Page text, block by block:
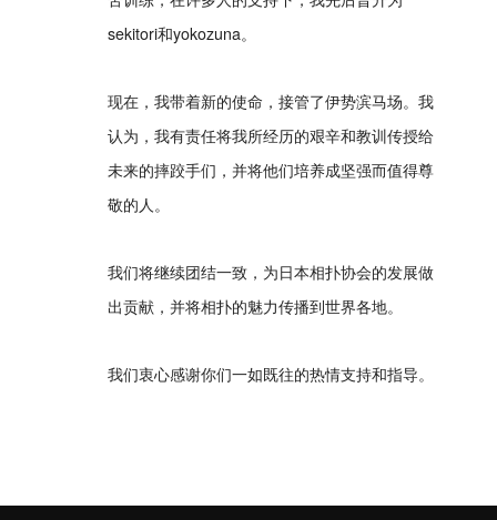
sekitori和yokozuna。
现在，我带着新的使命，接管了伊势滨马场。我
认为，我有责任将我所经历的艰辛和教训传授给
未来的摔跤手们，并将他们培养成坚强而值得尊
敬的人。
我们将继续团结一致，为日本相扑协会的发展做
出贡献，并将相扑的魅力传播到世界各地。
我们衷心感谢你们一如既往的热情支持和指导。